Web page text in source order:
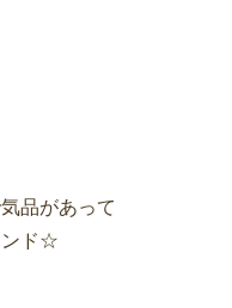
品があって
ンド☆